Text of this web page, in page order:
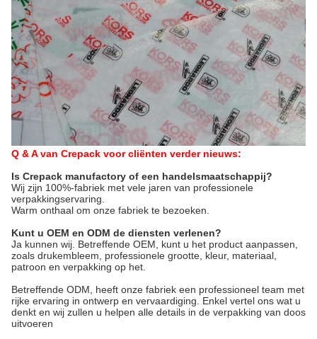
Q & A van Crepack voor cliënten verder nieuws:
Is Crepack manufactory of een handelsmaatschappij?
Wij zijn 100%-fabriek met vele jaren van professionele
verpakkingservaring.
Warm onthaal om onze fabriek te bezoeken.
Kunt u OEM en ODM de diensten verlenen?
Ja kunnen wij. Betreffende OEM, kunt u het product aanpassen,
zoals drukembleem, professionele grootte, kleur, materiaal,
patroon en verpakking op het.
Betreffende ODM, heeft onze fabriek een professioneel team met
rijke ervaring in ontwerp en vervaardiging. Enkel vertel ons wat u
denkt en wij zullen u helpen alle details in de verpakking van doos
uitvoeren